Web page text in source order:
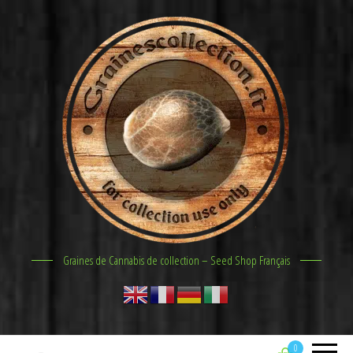
Graines de Cannabis de collection – Seed Shop Français
0